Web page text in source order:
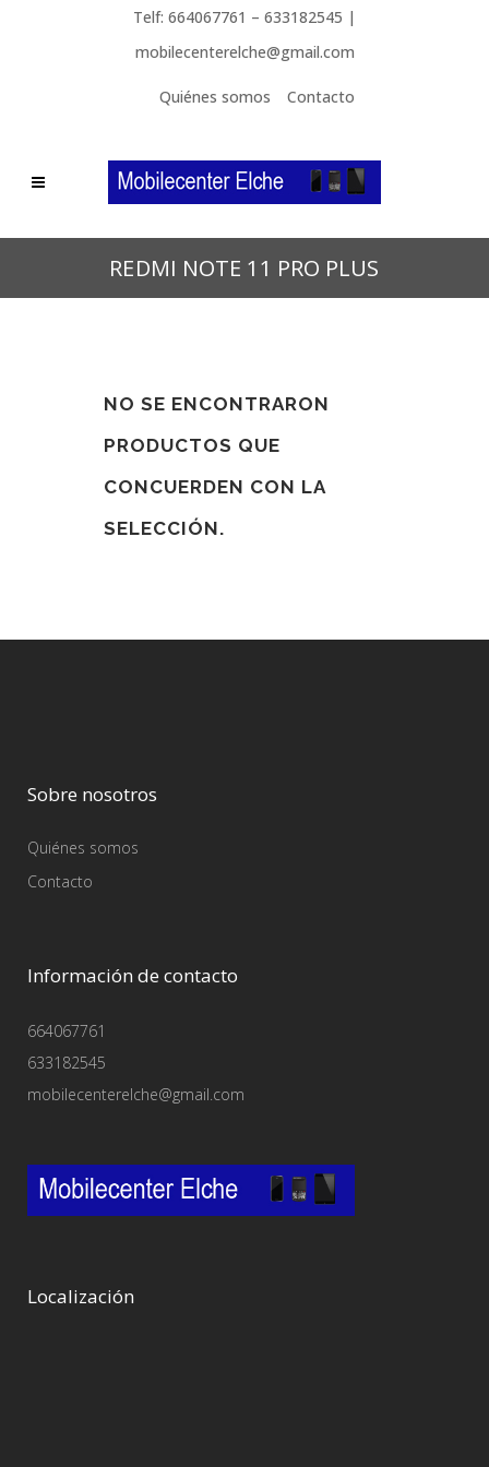
Telf: 664067761 – 633182545 |
mobilecenterelche@gmail.com
Quiénes somos Contacto
REDMI NOTE 11 PRO PLUS
NO SE ENCONTRARON
PRODUCTOS QUE
CONCUERDEN CON LA
SELECCIÓN.
Sobre nosotros
Quiénes somos
Contacto
Información de contacto
664067761
633182545
mobilecenterelche@gmail.com
Localización